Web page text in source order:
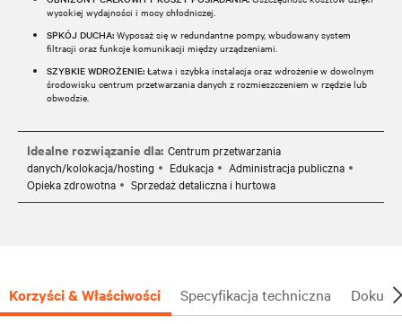
wysokiej wydajności i mocy chłodniczej.
SPKÓJ DUCHA: Wyposaż się w redundantne pompy, wbudowany system
filtracji oraz funkcje komunikacji między urządzeniami.
SZYBKIE WDROŻENIE: Łatwa i szybka instalacja oraz wdrożenie w dowolnym
środowisku centrum przetwarzania danych z rozmieszczeniem w rzędzie lub
obwodzie.
Idealne rozwiązanie dla: Centrum przetwarzania
danych/kolokacja/hosting
Edukacja
Administracja publiczna
Opieka zdrowotna
Sprzedaż detaliczna i hurtowa
Korzyści & Właściwości Specyfikacja techniczna